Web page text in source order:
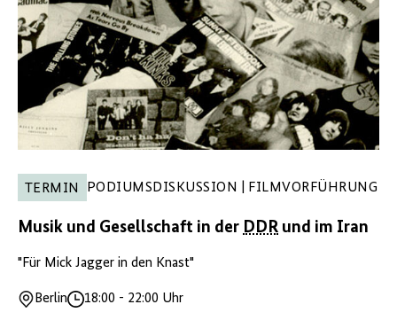
TERMIN PODIUMSDISKUSSION | FILMVORFÜHRUNG
Musik und Gesellschaft in der DDR und im Iran
"Für Mick Jagger in den Knast"
Ort
Berlin
Uhrzeit
18:00 - 22:00 Uhr